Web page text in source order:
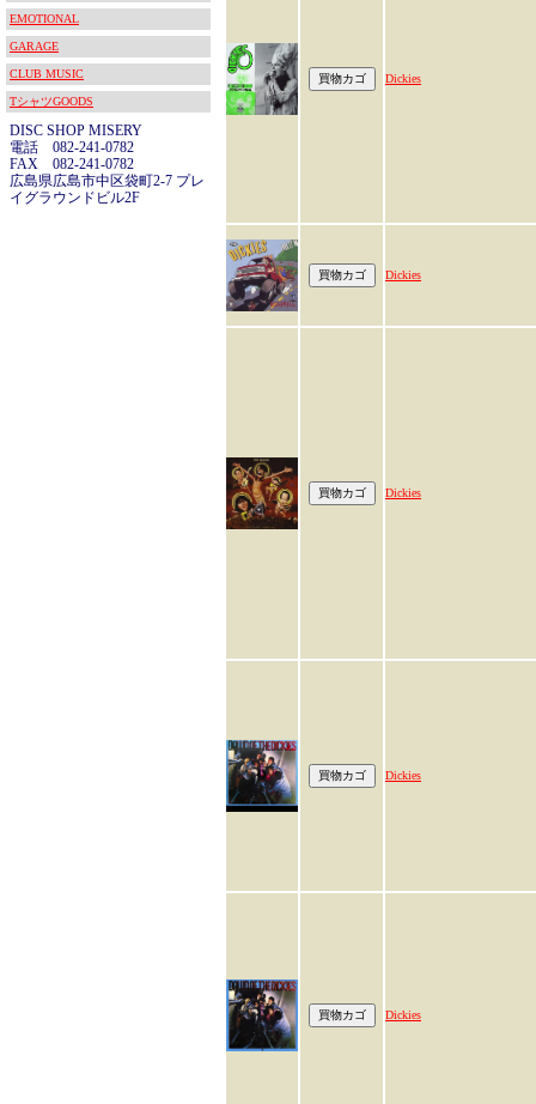
EMOTIONAL
GARAGE
CLUB MUSIC
TシャツGOODS
DISC SHOP MISERY
電話 082-241-0782
FAX 082-241-0782
広島県広島市中区袋町2-7 プレ
イグラウンドビル2F
Dickies
Dickies
Dickies
Dickies
Dickies